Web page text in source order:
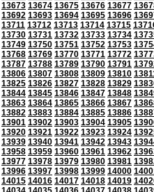
13673 13674 13675 13676 13677
13692 13693 13694 13695 13696
13711 13712 13713 13714 13715
13730 13731 13732 13733 13734
13749 13750 13751 13752 13753
13768 13769 13770 13771 13772
13787 13788 13789 13790 13791
13806 13807 13808 13809 13810
13825 13826 13827 13828 13829
13844 13845 13846 13847 13848
13863 13864 13865 13866 13867
13882 13883 13884 13885 13886
13901 13902 13903 13904 13905
13920 13921 13922 13923 13924
13939 13940 13941 13942 13943
13958 13959 13960 13961 13962
13977 13978 13979 13980 13981
13996 13997 13998 13999 14000
14015 14016 14017 14018 14019